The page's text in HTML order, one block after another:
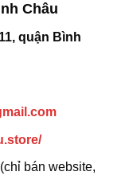
Châu
quận Bình
(chỉ bán website,